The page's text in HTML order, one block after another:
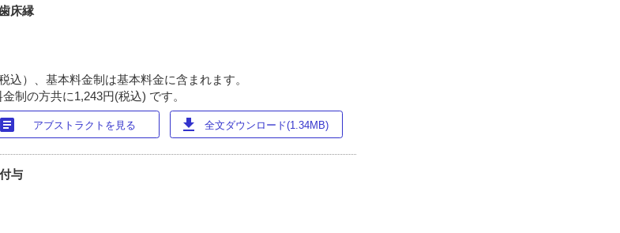
床縁
込）、基本料金制は基本料金に含まれます。
制の方共に1,243円(税込) です。
article アブストラクトを見る download 全文ダウンロード(1.34MB)
与